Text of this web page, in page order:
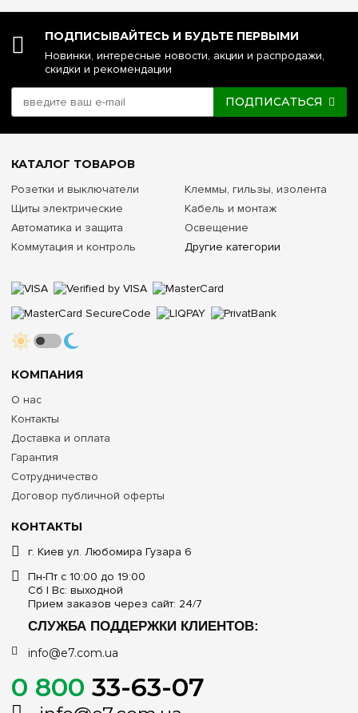
ПОДПИСЫВАЙТЕСЬ И БУДЬТЕ ПЕРВЫМИ
Новинки, интересные новости, акции и распродажи,
скидки и рекомендации
ПОДПИСАТЬСЯ
КОНТАКТЫ
г. Киев ул. Любомира Гузара 6
Пн-Пт с 10:00 до 19:00
Сб | Вс: выходной
Прием заказов через сайт: 24/7
СЛУЖБА ПОДДЕРЖКИ КЛИЕНТОВ:
info@e7.com.ua
0 800 33-63-07
КОМПАНИЯ
О нас
Контакты
Доставка и оплата
Гарантия
Сотрудничество
Договор публичной оферты
КАТАЛОГ ТОВАРОВ
Розетки и выключатели
Щиты электрические
Автоматика и защита
Коммутация и контроль
Клеммы, гильзы, изолента
Кабель и монтаж
Освещение
Другие категории